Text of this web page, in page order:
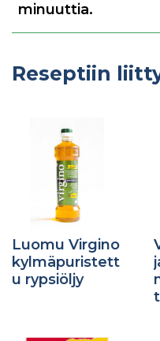
minuuttia.
Reseptiin
Luomu Virgino
kylmäpuristett
u rypsiöljy